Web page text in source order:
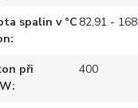
spalin v °C 82,91 - 168
při
400